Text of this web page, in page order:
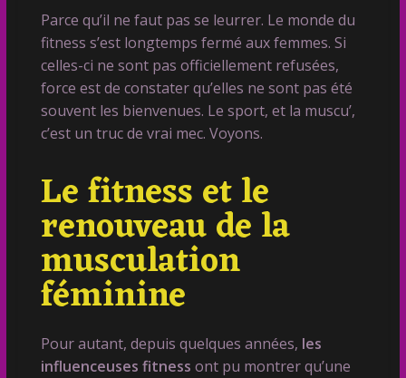
Parce qu’il ne faut pas se leurrer. Le monde du
fitness s’est longtemps fermé aux femmes. Si
celles-ci ne sont pas officiellement refusées,
force est de constater qu’elles ne sont pas été
souvent les bienvenues. Le sport, et la muscu’,
c’est un truc de vrai mec. Voyons.
Le fitness et le
renouveau de la
musculation
féminine
Pour autant, depuis quelques années, les
influenceuses fitness ont pu montrer qu’une